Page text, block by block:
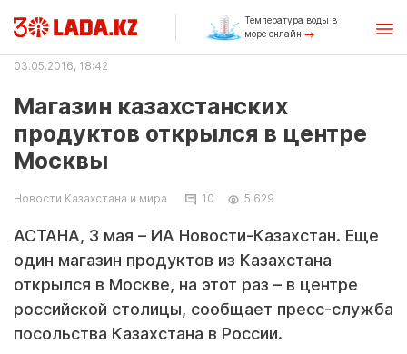
Температура воды в
море онлайн
03.05.2016, 18:42
Магазин казахстанских
продуктов открылся в центре
Москвы
Новости Казахстана и мира 10 5 629
АСТАНА, 3 мая – ИА Новости-Казахстан. Еще
один магазин продуктов из Казахстана
открылся в Москве, на этот раз – в центре
российской столицы, сообщает пресс-служба
посольства Казахстана в России.